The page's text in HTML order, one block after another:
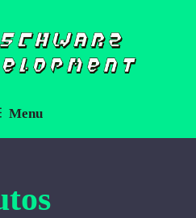
Menu